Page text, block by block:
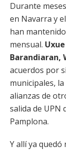
Durante
en Navarra y
han
mensual.
Barandiaran,
acuerdos por
municipales,
alianzas de
salida de UPN
Pamplona.
Y allí ya